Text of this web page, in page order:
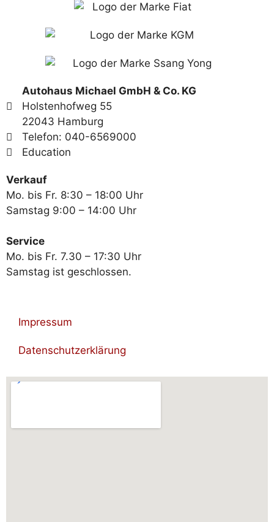
Autohaus Michael GmbH & Co. KG
Holstenhofweg 55
22043 Hamburg
Telefon: 040-6569000
Education
Verkauf
Mo. bis Fr. 8:30 – 18:00 Uhr
Samstag 9:00 – 14:00 Uhr
Service
Mo. bis Fr. 7.30 – 17:30 Uhr
Samstag ist geschlossen.
Impressum
Datenschutzerklärung